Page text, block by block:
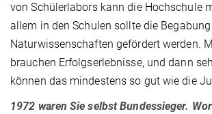
von Schülerlabors kann die Hochschule
allem in den Schulen sollte die
Naturwissenschaften gefördert werden.
brauchen Erfolgserlebnisse, und dann
können das mindestens so gut wie die
1972 waren Sie selbst Bundessieger.